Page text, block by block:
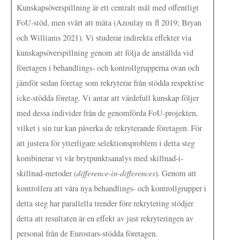
Kunskapsöverspillning är ett centralt mål med offentligt
FoU-stöd, men svårt att mäta (Azoulay m fl 2019; Bryan
och Williams 2021). Vi studerar indirekta effekter via
kunskapsöverspillning genom att följa de anställda vid
företagen i behandlings- och kontrollgrupperna ovan och
jämför sedan företag som rekryterar från stödda respektive
icke-stödda företag. Vi antar att värdefull kunskap följer
med dessa individer från de genomförda FoU-projekten,
vilket i sin tur kan påverka de rekryterande företagen. För
att justera för ytterligare selektionsproblem i detta steg
kombinerar vi vår brytpunktsanalys med skillnad-i-
skillnad-metoder (difference-in-differences). Genom att
kontrollera att våra nya behandlings- och kontrollgrupper i
detta steg har parallella trender före rekrytering stödjer
detta att resultaten är en effekt av just rekryteringen av
personal från de Eurostars-stödda företagen.